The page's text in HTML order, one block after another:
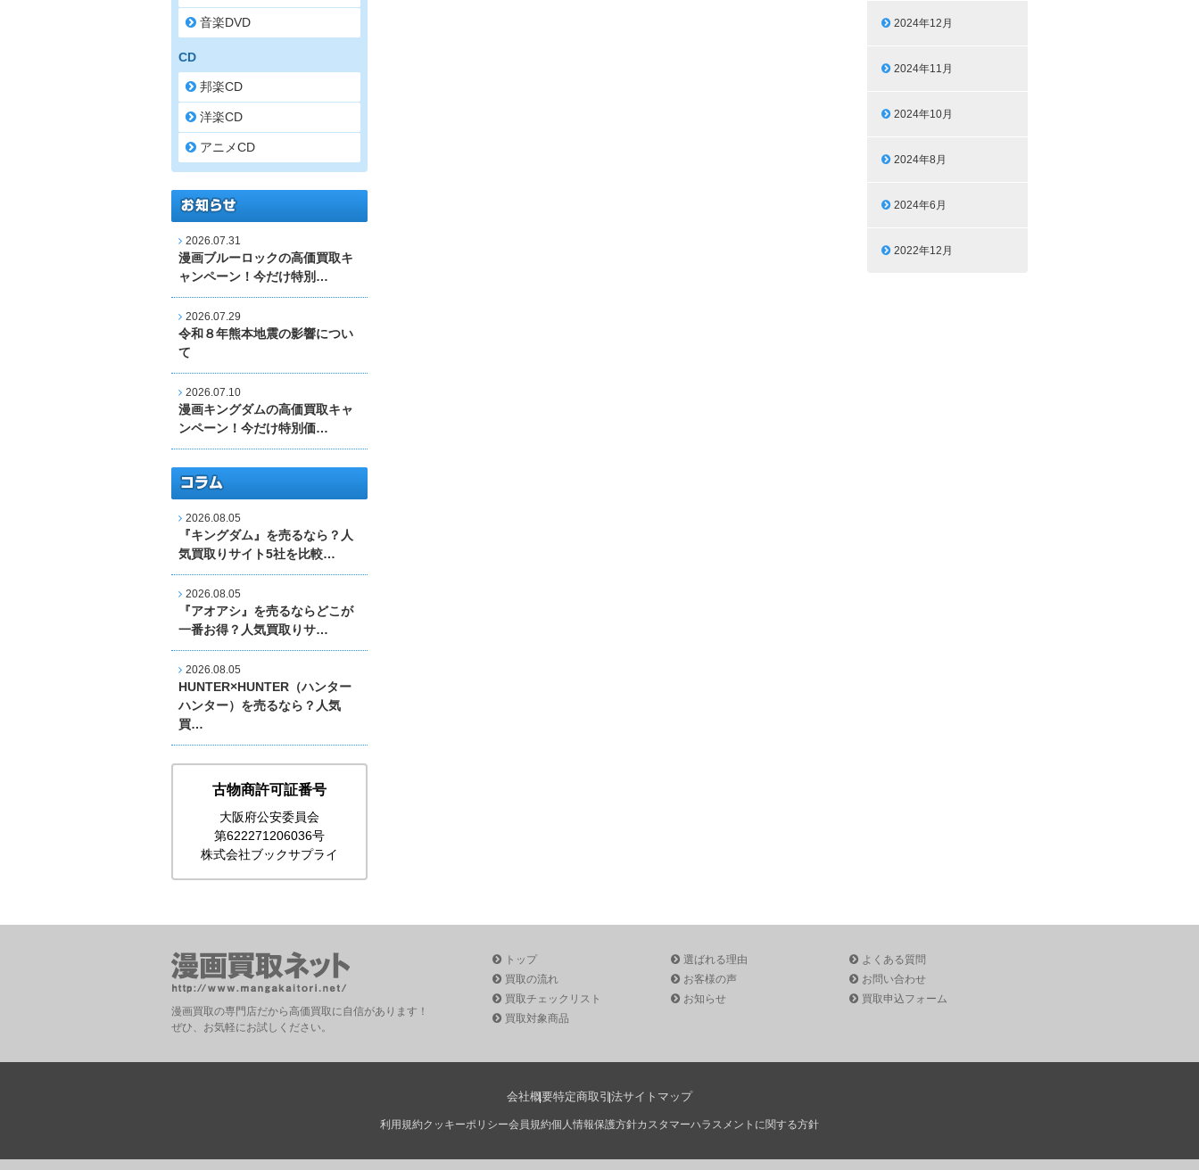
2024年12月
2024年11月
2024年10月
2024年8月
2024年6月
2022年12月
音楽DVD
CD
邦楽CD
洋楽CD
アニメCD
2026.07.31
漫画ブルーロックの高価買取キ
ャンペーン！今だけ特別…
2026.07.29
令和８年熊本地震の影響につい
て
2026.07.10
漫画キングダムの高価買取キャ
ンペーン！今だけ特別価…
2026.08.05
『キングダム』を売るなら？人
気買取りサイト5社を比較…
2026.08.05
『アオアシ』を売るならどこが
一番お得？人気買取りサ…
2026.08.05
HUNTER×HUNTER（ハンター
ハンター）を売るなら？人気
買…
古物商許可証番号
大阪府公安委員会
第622271206036号
株式会社ブックサプライ
漫画買取の専門店だから高価買取に自信があります！
ぜひ、お気軽にお試しください。
トップ
買取の流れ
買取チェックリスト
買取対象商品
選ばれる理由
お客様の声
お知らせ
よくある質問
お問い合わせ
買取申込フォーム
会社概要特定商取引法サイトマップ
利用規約クッキーポリシー会員規約個人情報保護方針カスタマーハラスメントに関する方針